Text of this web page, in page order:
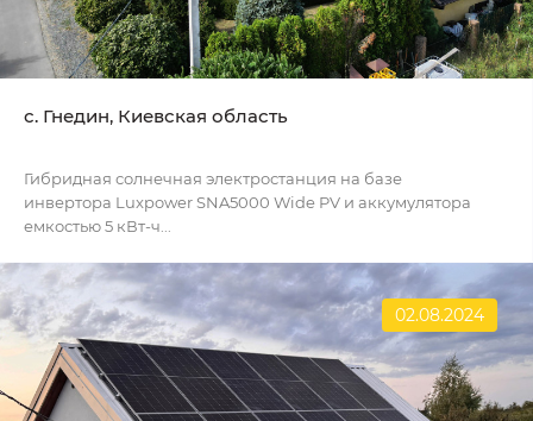
с. Гнедин, Киевская область
Гибридная солнечная электростанция на базе
инвертора Luxpower SNA5000 Wide PV и аккумулятора
емкостью 5 кВт-ч...
02.08.2024